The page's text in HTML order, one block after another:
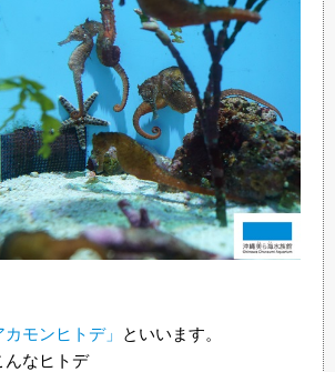
カモンヒトデ」
といいます。
んなヒトデ